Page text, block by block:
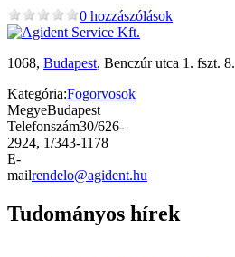
0 hozzászólások
1068, Budapest, Benczúr utca 1. fszt. 8.
Kategória:Fogorvosok
MegyeBudapest
Telefonszám30/626-
2924, 1/343-1178
E-
mailrendelo@agident.hu
Tudományos hírek